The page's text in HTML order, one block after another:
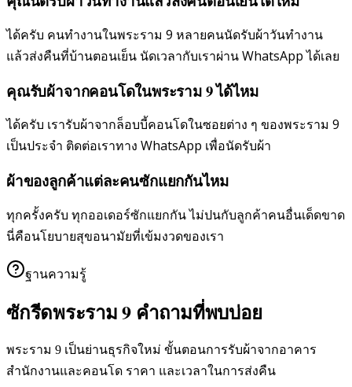
ได้ครับ คนทำงานในพระราม 9 หลายคนนัดรับผ้าวันทำงาน
แล้วส่งคืนที่บ้านตอนเย็น นัดเวลากับเราผ่าน WhatsApp ได้เลย
คุณรับผ้าจากคอนโดในพระราม 9 ได้ไหม
ได้ครับ เรารับผ้าจากล็อบบี้คอนโดในซอยต่าง ๆ ของพระราม 9
เป็นประจำ ติดต่อเราทาง WhatsApp เพื่อนัดรับผ้า
ผ้าของลูกค้าแต่ละคนซักแยกกันไหม
ทุกครั้งครับ ทุกออเดอร์ซักแยกกัน ไม่ปนกับลูกค้าคนอื่นเด็ดขาด
นี่คือนโยบายสุขอนามัยที่เข้มงวดของเรา
ฐานความรู้
ซักรีดพระราม 9 คำถามที่พบบ่อย
พระราม 9 เป็นย่านธุรกิจใหม่ ขั้นตอนการรับผ้าจากอาคาร
สำนักงานและคอนโด ราคา และเวลาในการส่งคืน